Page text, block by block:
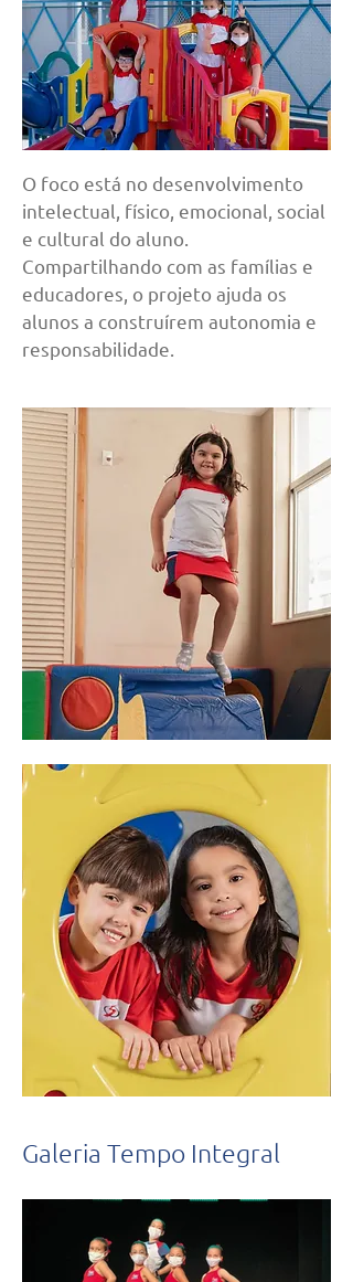
O foco está no desenvolvimento
intelectual, físico, emocional, social
e cultural do aluno.
Compartilhando com as famílias e
educadores, o projeto ajuda os
alunos a construírem autonomia e
responsabilidade.
Galeria Tempo Integral